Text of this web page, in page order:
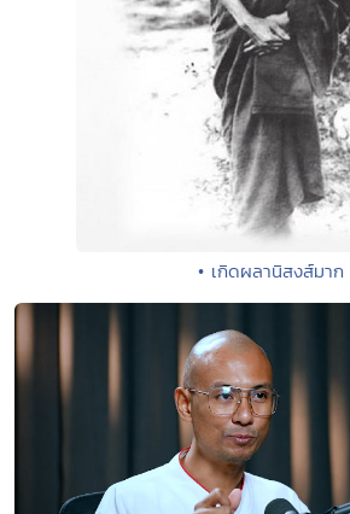
• เกิดผลานิสงส์มาก